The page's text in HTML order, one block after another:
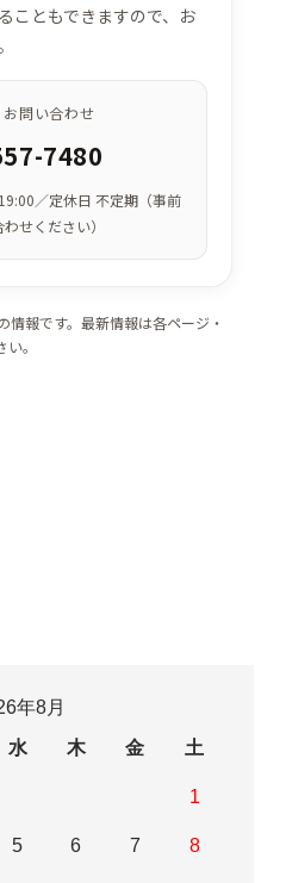
こともできますので、お
お問い合わせ
7480
／定休日 不定期（事前
せください）
報です。最新情報は各ページ・
。
年8月
水 木 金 土
1
5 6 7 8